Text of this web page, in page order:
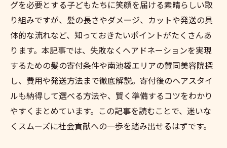
グを必要とする子どもたちに笑顔を届ける素晴らしい取
り組みですが、髪の長さやダメージ、カットや発送の具
体的な流れなど、知っておきたいポイントがたくさんあ
ります。本記事では、失敗なくヘアドネーションを実現
するための髪の寄付条件や南池袋エリアの賛同美容院探
し、費用や発送方法まで徹底解説。寄付後のヘアスタイ
ルも納得して選べる方法や、賢く準備するコツをわかり
やすくまとめています。この記事を読むことで、迷いな
くスムーズに社会貢献への一歩を踏み出せるはずです。